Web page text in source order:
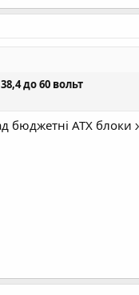
до 60 вольт
бюджетні ATX